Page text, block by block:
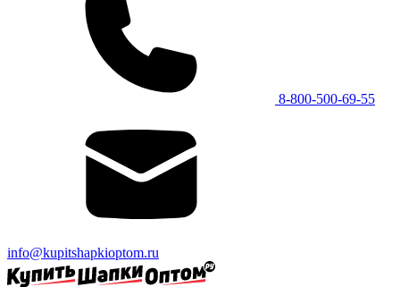
8-800-500-69-55
info@kupitshapkioptom.ru